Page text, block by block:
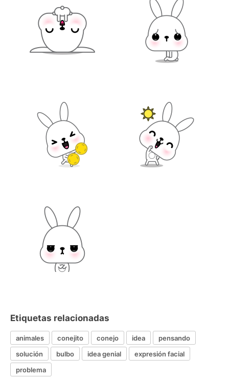
Etiquetas relacionadas
animales conejito conejo idea
pensando
solución
bulbo idea genial
expresión facial
problema